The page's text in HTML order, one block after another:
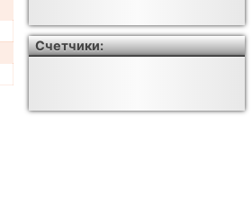
Счетчики: